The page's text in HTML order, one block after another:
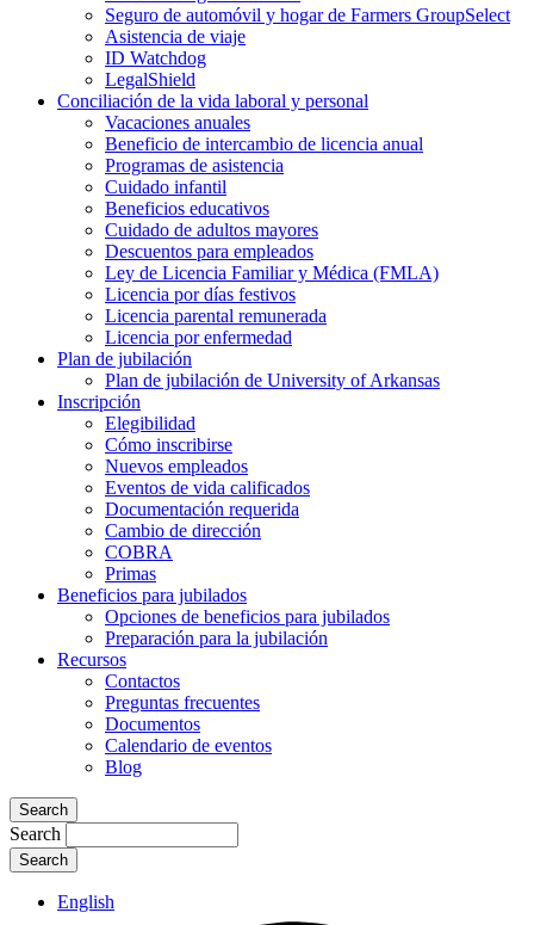
Seguro de automóvil y hogar de Farmers GroupSelect
Asistencia de viaje
ID Watchdog
LegalShield
Conciliación de la vida laboral y personal
Vacaciones anuales
Beneficio de intercambio de licencia anual
Programas de asistencia
Cuidado infantil
Beneficios educativos
Cuidado de adultos mayores
Descuentos para empleados
Ley de Licencia Familiar y Médica (FMLA)
Licencia por días festivos
Licencia parental remunerada
Licencia por enfermedad
Plan de jubilación
Plan de jubilación de University of Arkansas
Inscripción
Elegibilidad
Cómo inscribirse
Nuevos empleados
Eventos de vida calificados
Documentación requerida
Cambio de dirección
COBRA
Primas
Beneficios para jubilados
Opciones de beneficios para jubilados
Preparación para la jubilación
Recursos
Contactos
Preguntas frecuentes
Documentos
Calendario de eventos
Blog
Search
Search
English